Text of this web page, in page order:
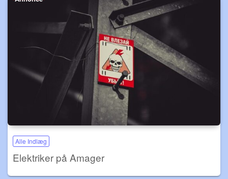
Alle Indlæg
Elektriker på Amager